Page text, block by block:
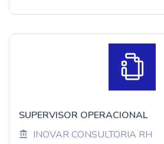
SUPERVISOR OPERACIONAL
INOVAR CONSULTORIA RH